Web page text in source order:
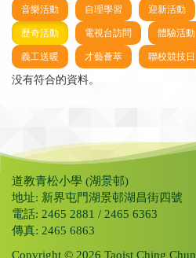
音樂活動 自理學習 迎新活動
歷奇活動 電視台訪問 體驗活動
義工送暖 才藝薈萃 聯校競技日
没有符合的資料。
道教青松小學 (湖景邨)
地址: 新界屯門湖景邨湖昌街四號
電話: 2465 2881 / 2465 6363
傳真: 2465 6863
Copyright © 2026 Taoist Ching